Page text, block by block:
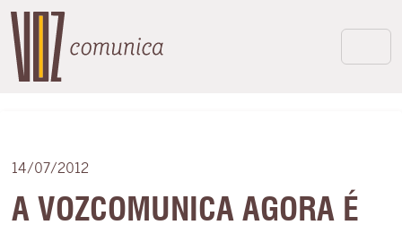
14/07/2012
A VOZCOMUNICA AGORA É